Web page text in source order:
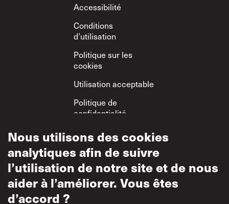
Footer
Accessibilité
Conditions
d’utilisation
Politique sur les
cookies
Utilisation acceptable
Politique de
confidentialité
Politique sur le
respect mutuel
Nous utilisons des cookies
analytiques afin de suivre
l’utilisation de notre site et de nous
aider à l’améliorer. Vous êtes
d’accord ?